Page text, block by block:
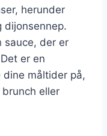
herunder
dijonsennep.
sauce, der er
er en
måltider på,
eller